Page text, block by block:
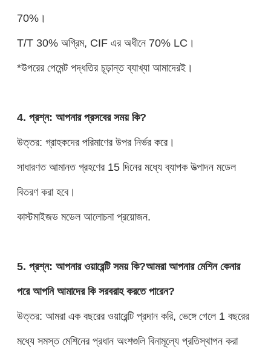
70%।
T/T 30% অগ্রিম, CIF এর অধীনে 70% LC।
*উপরের পেমেন্ট পদ্ধতির চূড়ান্ত ব্যাখ্যা আমাদেরই।
4. প্রশ্ন: আপনার প্রসবের সময় কি?
উত্তর: গ্রাহকদের পরিমাণের উপর নির্ভর করে।
সাধারণত আমানত গ্রহণের 15 দিনের মধ্যে ব্যাপক উত্পাদন মডেল
বিতরণ করা হবে।
কাস্টমাইজড মডেল আলোচনা প্রয়োজন.
5. প্রশ্ন: আপনার ওয়ারেন্টি সময় কি?আমরা আপনার মেশিন কেনার
পরে আপনি আমাদের কি সরবরাহ করতে পারেন?
উত্তর: আমরা এক বছরের ওয়ারেন্টি প্রদান করি, ভেঙ্গে গেলে 1 বছরের
মধ্যে সমস্ত মেশিনের প্রধান অংশগুলি বিনামূল্যে প্রতিস্থাপন করা